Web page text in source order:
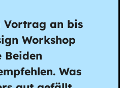
Vortrag an bis
Workshop
Beiden
Was